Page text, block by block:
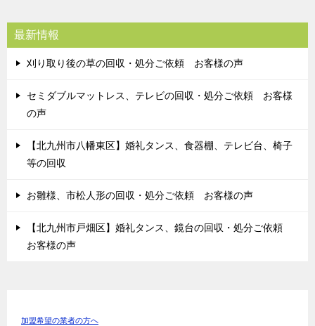
最新情報
刈り取り後の草の回収・処分ご依頼 お客様の声
セミダブルマットレス、テレビの回収・処分ご依頼 お客様
の声
【北九州市八幡東区】婚礼タンス、食器棚、テレビ台、椅子
等の回収
お雛様、市松人形の回収・処分ご依頼 お客様の声
【北九州市戸畑区】婚礼タンス、鏡台の回収・処分ご依頼
お客様の声
加盟希望の業者の方へ